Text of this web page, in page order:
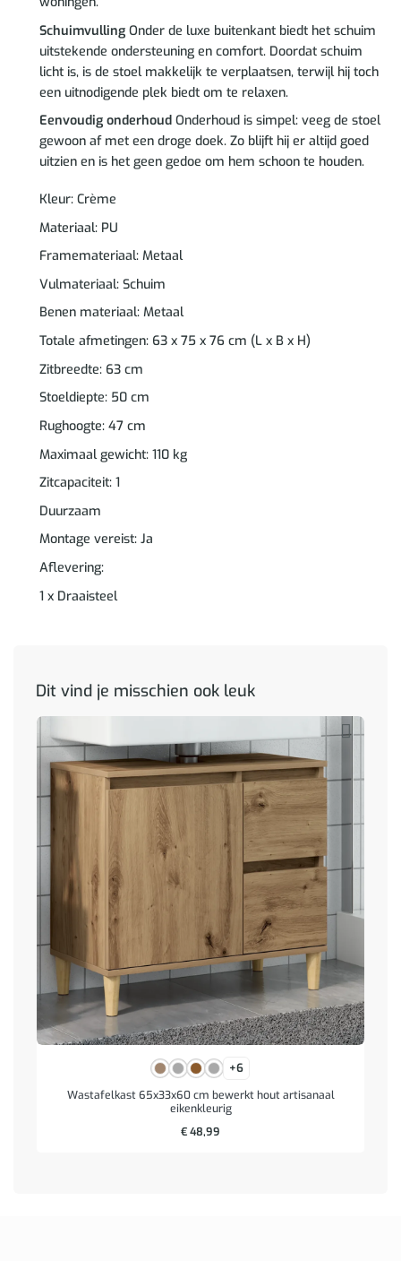
SchuimvullingOnder de luxe buitenkant biedt het schuim
uitstekende ondersteuning en comfort. Doordat schuim
licht is, is de stoel makkelijk te verplaatsen, terwijl hij toch
een uitnodigende plek biedt om te relaxen.
Eenvoudig onderhoudOnderhoud is simpel: veeg de stoel
gewoon af met een droge doek. Zo blijft hij er altijd goed
uitzien en is het geen gedoe om hem schoon te houden.
Kleur: Crème
Materiaal: PU
Framemateriaal: Metaal
Vulmateriaal: Schuim
Benen materiaal: Metaal
Totale afmetingen: 63 x 75 x 76 cm (L x B x H)
Zitbreedte: 63 cm
Stoeldiepte: 50 cm
Rughoogte: 47 cm
Maximaal gewicht: 110 kg
Zitcapaciteit: 1
Duurzaam
Montage vereist: Ja
Aflevering:
1 x Draaisteel
Dit vind je misschien ook leuk
+6
Wastafelkast 65x33x60 cm bewerkt hout artisanaal
eikenkleurig
€48,99